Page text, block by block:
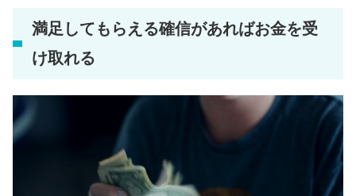
満足してもらえる確信があればお金を受
け取れる